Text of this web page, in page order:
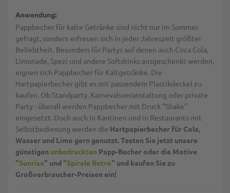
Anwendung:
Pappbecher für kalte Getränke sind nicht nur im Sommer
gefragt, sondern erfreuen sich in jeder Jahreszeit größter
Beliebtheit. Besonders für Partys auf denen auch Coca Cola,
Limonade, Spezi und andere Softdrinks ausgeschenkt werden,
eignen sich Pappbecher für Kaltgetränke. Die
Hartpapierbecher gibt es mit passendem Plastikdeckel zu
kaufen. Ob Standparty, Karnevalsveranstaltung oder private
Party - überall werden Pappbecher mit Druck "Shake"
eingesetzt. Doch auch in Kantinen und in Restaurants mit
Selbstbedienung werden die Hartpapierbecher für Cola,
Wasser und Limo gern genutzt. Testen Sie jetzt unsere
günstigen unbedruckten Papp-Becher oder die Motive
"Sunrise" und "Spirale Retro" und kaufen Sie zu
Großverbraucher-Preisen ein!